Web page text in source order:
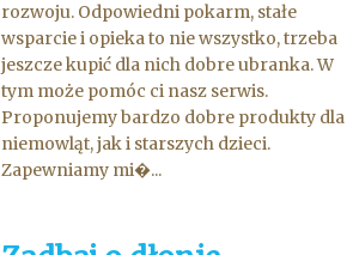
rozwoju. Odpowiedni pokarm, stałe
wsparcie i opieka to nie wszystko, trzeba
jeszcze kupić dla nich dobre ubranka. W
tym może pomóc ci nasz serwis.
Proponujemy bardzo dobre produkty dla
niemowląt, jak i starszych dzieci.
Zapewniamy mi�...